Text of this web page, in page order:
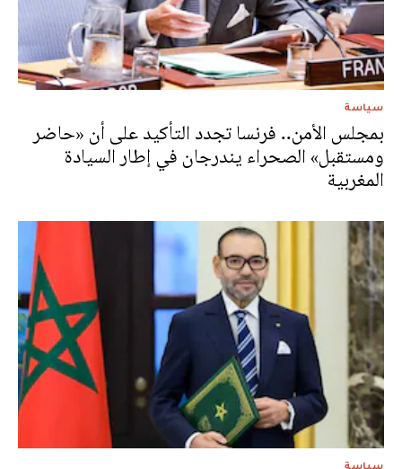
سياسة
بمجلس الأمن.. فرنسا تجدد التأكيد على أن «حاضر
ومستقبل» الصحراء يندرجان في إطار السيادة
المغربية
سياسة